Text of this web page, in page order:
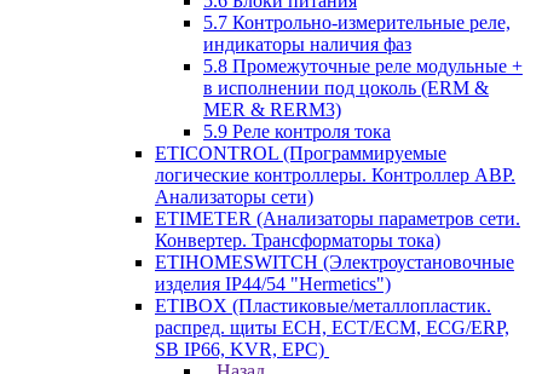
5.7 Контрольно-измерительные реле,
индикаторы наличия фаз
5.8 Промежуточные реле модульные +
в исполнении под цоколь (ERM &
MER & RERM3)
5.9 Реле контроля тока
ETICONTROL (Программируемые
логические контроллеры. Контроллер АВР.
Анализаторы сети)
ETIMETER (Анализаторы параметров сети.
Конвертер. Трансформаторы тока)
ETIHOMESWITCH (Электроустановочные
изделия IP44/54 "Hermetics")
ETIBOX (Пластиковые/металлопластик.
распред. щиты ECH, ECT/ECM, ECG/ERP,
SB IP66, KVR, EPC)